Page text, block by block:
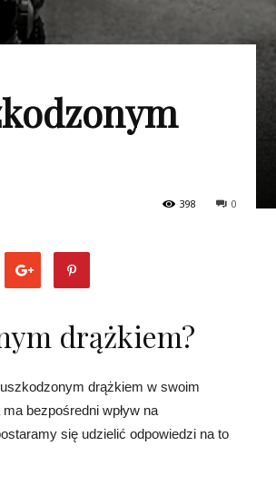
0
398
drążkiem?
drążkiem w swoim
bezpośredni wpływ na
się udzielić odpowiedzi na to